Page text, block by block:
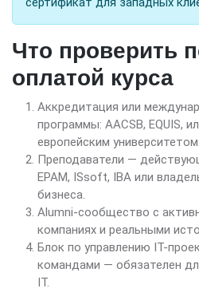
Что проверить
оплатой курса
Аккредитация или
программы: AACSB, EQUIS,
европейским университетом.
Преподаватели —
EPAM, ISsoft, IBA или
бизнеса.
Alumni-сообщество с
компаниях и реальными
Блок по управлению IT-
командами — обязателен
IT.